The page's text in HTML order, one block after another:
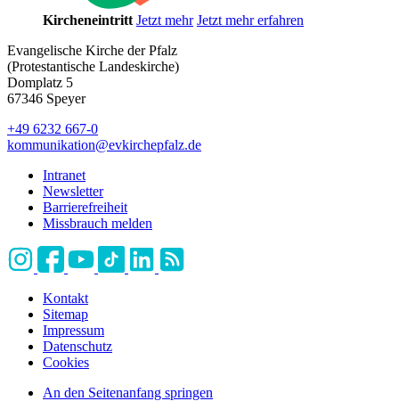
Kircheneintritt Jetzt mehr Jetzt mehr erfahren
Evangelische Kirche der Pfalz
(Protestantische Landeskirche)
Domplatz 5
67346 Speyer
+49 6232 667-0
kommunikation@evkirchepfalz.de
Intranet
Newsletter
Barrierefreiheit
Missbrauch melden
Kontakt
Sitemap
Impressum
Datenschutz
Cookies
An den Seitenanfang springen